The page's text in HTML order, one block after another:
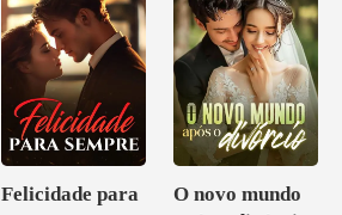
Felicidade para
O novo mundo